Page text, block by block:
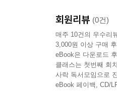
회원리뷰 (0건)
매주 10건의 우수리
3,000원 이상 구매
eBook은 다운로드
클래스는 첫번째 회
사락 독서모임으로
eBook 페이백, CD/